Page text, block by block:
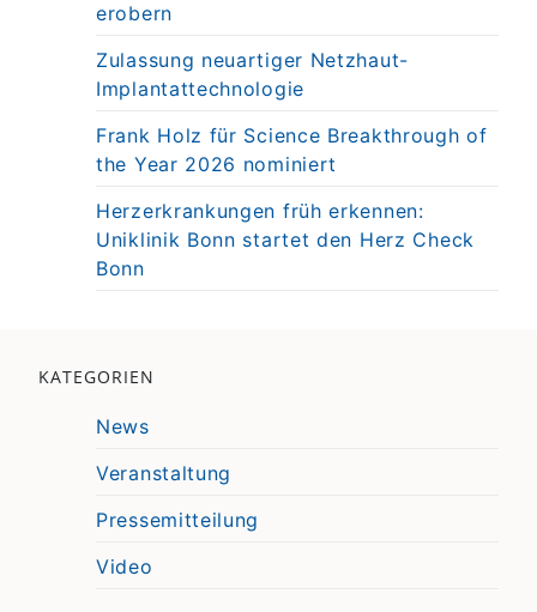
erobern
Zulassung neuartiger Netzhaut-
Implantattechnologie
Frank Holz für Science Breakthrough of
the Year 2026 nominiert
Herzerkrankungen früh erkennen:
Uniklinik Bonn startet den Herz Check
Bonn
KATEGORIEN
News
Veranstaltung
Pressemitteilung
Video